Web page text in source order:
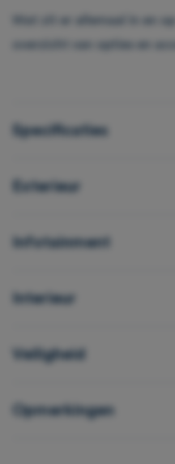
Specificaties
Exterieur
Infotainment
Interieur
Veiligheid
Opmerkingen